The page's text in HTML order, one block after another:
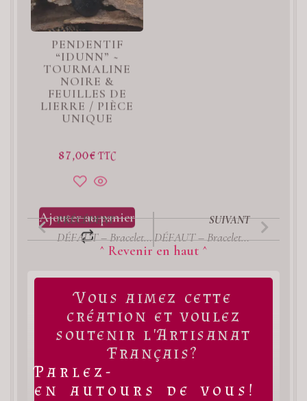
PENDENTIF
“IDUNN” ~
TOURMALINE
NOIRE &
FEUILLES DE
LIERRE / PIÈCE
UNIQUE
87,00€ TTC
Ajouter au panier
PRÉCÉDENT
DÉFAUT – Bracelet “Gypsy” ~ Fluorite Verte & Violette / PIÈCE UNIQUE
SUIVANT
DÉFAUT – Bracelet “Gypsy” ~ Fluorite Violette / PIÈCE UNIQUE
^ Revenir en haut ^
Vous aimez cette
création et voulez
soutenir l'Artisanat
Français?
Parlez-
en autours de vous!